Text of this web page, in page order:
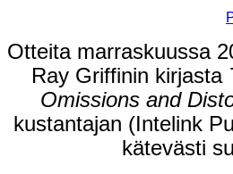
Otteita marraskuussa
Ray Griffinin kirjasta
Omissions and
kustantajan (Intelink
kätevästi